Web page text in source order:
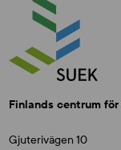
Finlands centrum
Gjuterivägen 10